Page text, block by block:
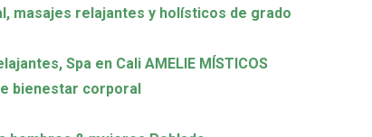
masajes relajantes y holísticos de grado
Spa en Cali AMELIE MÍSTICOS
bienestar corporal